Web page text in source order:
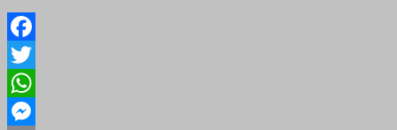
Facebook
Twitter
WhatsApp